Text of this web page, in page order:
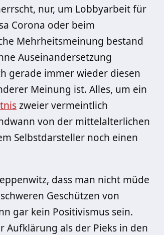
nur, um Lobbyarbeit für
Corona oder beim
Mehrheitsmeinung bestand
Auseinandersetzung
gerade immer wieder diesen
Meinung ist. Alles, um ein
zweier vermeintlich
von der mittelalterlichen
Selbstdarsteller noch einen
dass man nicht müde
Geschützen von
gar kein Positivismus sein.
Aufklärung als der Pieks in den